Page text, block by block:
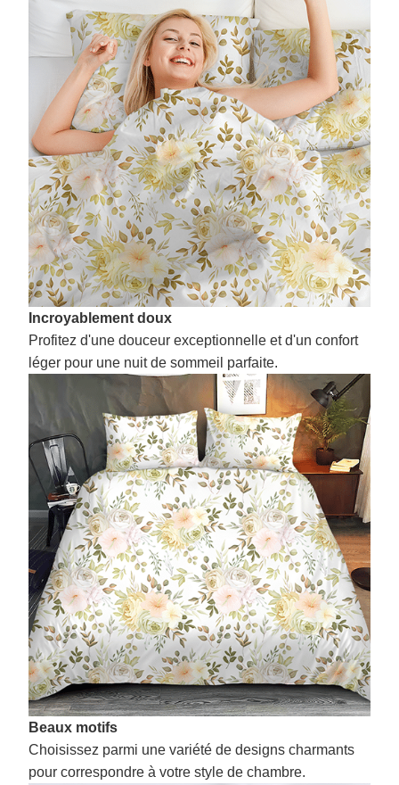
Incroyablement doux
Profitez d'une douceur exceptionnelle et d'un confort
léger pour une nuit de sommeil parfaite.
Beaux motifs
Choisissez parmi une variété de designs charmants
pour correspondre à votre style de chambre.